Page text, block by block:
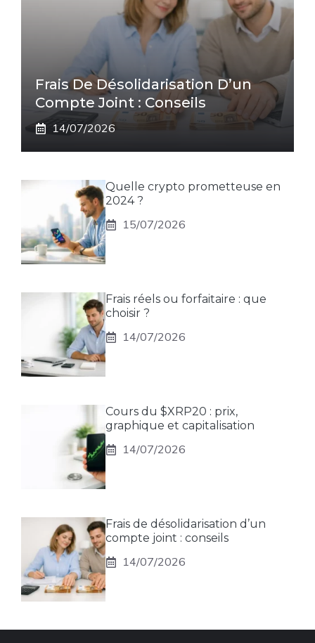
Frais De Désolidarisation D’un
Compte Joint : Conseils
14/07/2026
Quelle crypto prometteuse en
2024 ?
15/07/2026
Frais réels ou forfaitaire : que
choisir ?
14/07/2026
Cours du $XRP20 : prix,
graphique et capitalisation
14/07/2026
Frais de désolidarisation d’un
compte joint : conseils
14/07/2026